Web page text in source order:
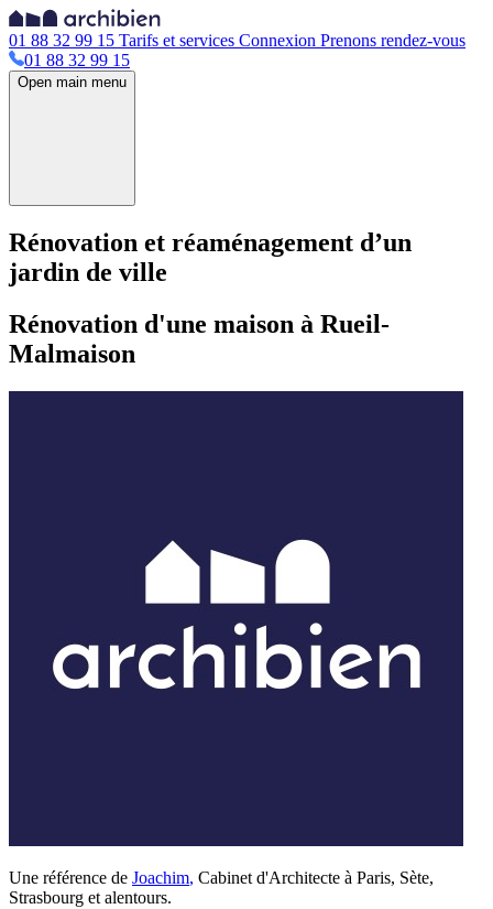
01 88 32 99 15 Tarifs et services Connexion Prenons rendez-vous
01 88 32 99 15
Open main menu
Rénovation et réaménagement d’un
jardin de ville
Rénovation d'une maison à Rueil-
Malmaison
Une référence de Joachim, Cabinet d'Architecte à Paris, Sète,
Strasbourg et alentours.